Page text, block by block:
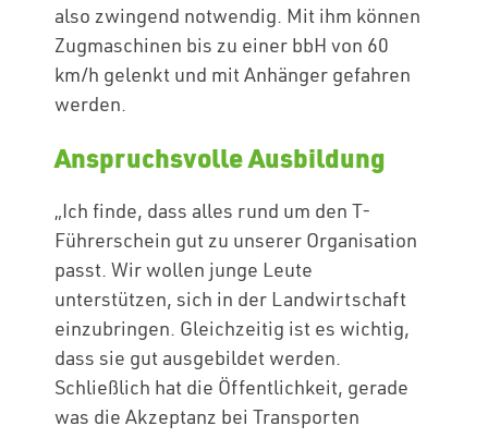
also zwingend notwendig. Mit ihm können
Zugmaschinen bis zu einer bbH von 60
km/h gelenkt und mit Anhänger gefahren
werden.
Anspruchsvolle Ausbildung
„Ich finde, dass alles rund um den T-
Führerschein gut zu unserer Organisation
passt. Wir wollen junge Leute
unterstützen, sich in der Landwirtschaft
einzubringen. Gleichzeitig ist es wichtig,
dass sie gut ausgebildet werden.
Schließlich hat die Öffentlichkeit, gerade
was die Akzeptanz bei Transporten